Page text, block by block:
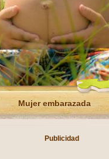
Mujer embarazada
Publicidad